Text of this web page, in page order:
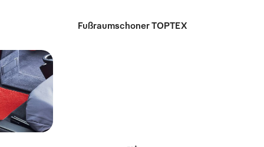
Fußraumschoner TOPTEX